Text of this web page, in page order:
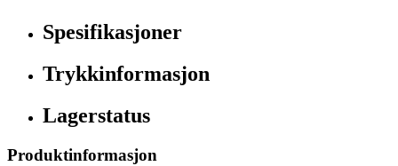
Spesifikasjoner
Trykkinformasjon
Lagerstatus
Produktinformasjon